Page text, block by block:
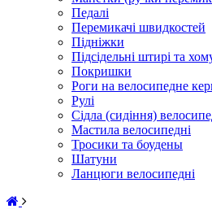
Педалі
Перемикачі швидкостей
Підніжки
Підсідельні штирі та
Покришки
Роги на велосипедне
Рулі
Сідла (сидіння)
Мастила велосипедні
Тросики та боудены
Шатуни
Ланцюги велосипедні